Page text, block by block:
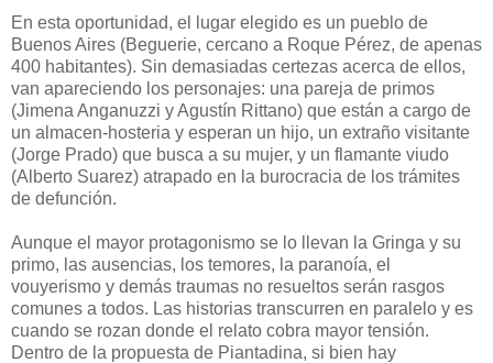
En esta oportunidad, el lugar elegido es un pueblo de
Buenos Aires (Beguerie, cercano a Roque Pérez, de apenas
400 habitantes). Sin demasiadas certezas acerca de ellos,
van apareciendo los personajes: una pareja de primos
(Jimena Anganuzzi y Agustín Rittano) que están a cargo de
un almacen-hosteria y esperan un hijo, un extraño visitante
(Jorge Prado) que busca a su mujer, y un flamante viudo
(Alberto Suarez) atrapado en la burocracia de los trámites
de defunción.
Aunque el mayor protagonismo se lo llevan la Gringa y su
primo, las ausencias, los temores, la paranoía, el
vouyerismo y demás traumas no resueltos serán rasgos
comunes a todos. Las historias transcurren en paralelo y es
cuando se rozan donde el relato cobra mayor tensión.
Dentro de la propuesta de Piantadina, si bien hay